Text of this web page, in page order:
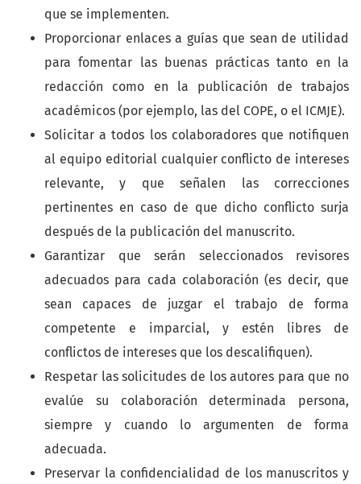
que se implementen.
Proporcionar enlaces a guías que sean de utilidad
para fomentar las buenas prácticas tanto en la
redacción como en la publicación de trabajos
académicos (por ejemplo, las del COPE, o el ICMJE).
Solicitar a todos los colaboradores que notifiquen
al equipo editorial cualquier conflicto de intereses
relevante, y que señalen las correcciones
pertinentes en caso de que dicho conflicto surja
después de la publicación del manuscrito.
Garantizar que serán seleccionados revisores
adecuados para cada colaboración (es decir, que
sean capaces de juzgar el trabajo de forma
competente e imparcial, y estén libres de
conflictos de intereses que los descalifiquen).
Respetar las solicitudes de los autores para que no
evalúe su colaboración determinada persona,
siempre y cuando lo argumenten de forma
adecuada.
Preservar la confidencialidad de los manuscritos y